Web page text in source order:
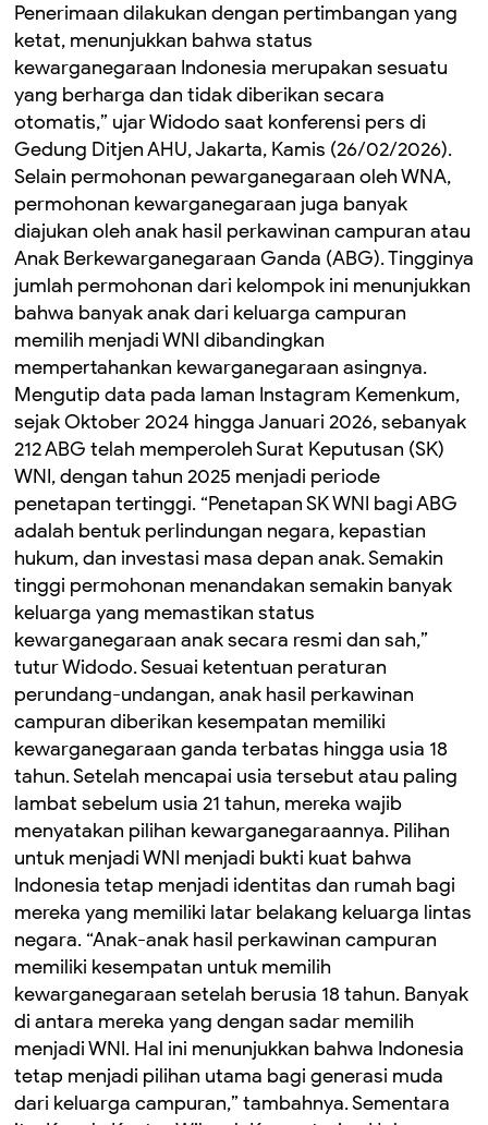
Penerimaan dilakukan dengan pertimbangan yang
ketat, menunjukkan bahwa status
kewarganegaraan Indonesia merupakan sesuatu
yang berharga dan tidak diberikan secara
otomatis,” ujar Widodo saat konferensi pers di
Gedung Ditjen AHU, Jakarta, Kamis (26/02/2026).
Selain permohonan pewarganegaraan oleh WNA,
permohonan kewarganegaraan juga banyak
diajukan oleh anak hasil perkawinan campuran atau
Anak Berkewarganegaraan Ganda (ABG). Tingginya
jumlah permohonan dari kelompok ini menunjukkan
bahwa banyak anak dari keluarga campuran
memilih menjadi WNI dibandingkan
mempertahankan kewarganegaraan asingnya.
Mengutip data pada laman Instagram Kemenkum,
sejak Oktober 2024 hingga Januari 2026, sebanyak
212 ABG telah memperoleh Surat Keputusan (SK)
WNI, dengan tahun 2025 menjadi periode
penetapan tertinggi. “Penetapan SK WNI bagi ABG
adalah bentuk perlindungan negara, kepastian
hukum, dan investasi masa depan anak. Semakin
tinggi permohonan menandakan semakin banyak
keluarga yang memastikan status
kewarganegaraan anak secara resmi dan sah,”
tutur Widodo. Sesuai ketentuan peraturan
perundang-undangan, anak hasil perkawinan
campuran diberikan kesempatan memiliki
kewarganegaraan ganda terbatas hingga usia 18
tahun. Setelah mencapai usia tersebut atau paling
lambat sebelum usia 21 tahun, mereka wajib
menyatakan pilihan kewarganegaraannya. Pilihan
untuk menjadi WNI menjadi bukti kuat bahwa
Indonesia tetap menjadi identitas dan rumah bagi
mereka yang memiliki latar belakang keluarga lintas
negara. “Anak-anak hasil perkawinan campuran
memiliki kesempatan untuk memilih
kewarganegaraan setelah berusia 18 tahun. Banyak
di antara mereka yang dengan sadar memilih
menjadi WNI. Hal ini menunjukkan bahwa Indonesia
tetap menjadi pilihan utama bagi generasi muda
dari keluarga campuran,” tambahnya. Sementara